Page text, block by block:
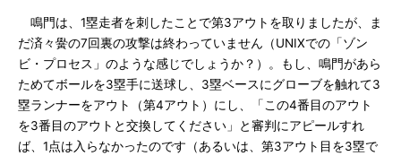
鳴門は、1塁走者を刺したことで第3アウトを取りましたが、ま
だ済々黌の7回裏の攻撃は終わっていません（UNIXでの「ゾン
ビ・プロセス」のような感じでしょうか？）。もし、鳴門があら
ためてボールを3塁手に送球し、3塁ベースにグローブを触れて3
塁ランナーをアウト（第4アウト）にし、「この4番目のアウト
を3番目のアウトと交換してください」と審判にアピールすれ
ば、1点は入らなかったのです（あるいは、第3アウト目を3塁で